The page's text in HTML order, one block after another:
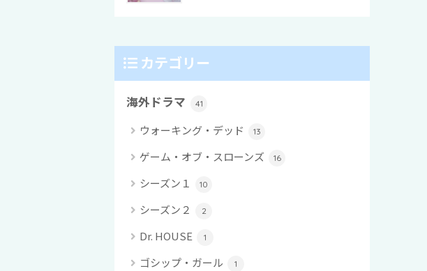
カテゴリー
海外ドラマ 41
ウォーキング・デッド 13
ゲーム・オブ・スローンズ 16
シーズン１ 10
シーズン２ 2
Dr. HOUSE 1
ゴシップ・ガール 1